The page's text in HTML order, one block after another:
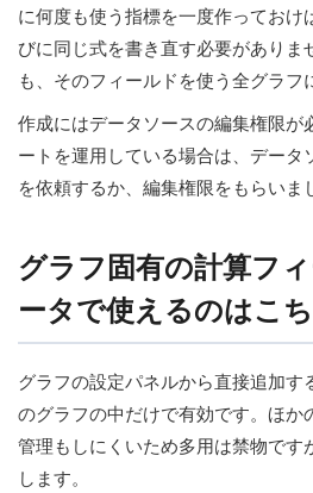
に何度も使う指標を一度作っておけ
びに同じ式を書き直す必要がありま
も、そのフィールドを使う全グラフ
作成にはデータソースの編集権限が
ートを運用している場合は、データ
を依頼するか、編集権限をもらいま
グラフ固有の計算フ
ータで使えるのはこち
グラフの設定パネルから直接追加す
のグラフの中だけで有効です。ほか
管理もしにくいため多用は禁物です
します。